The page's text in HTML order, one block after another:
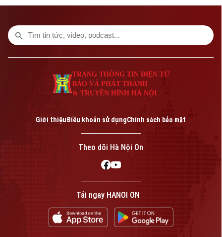
phép số: Số 63/GP-TTDT, cấp ngày 10/05/2023
TRANG THÔNG TIN ĐIỆN TỬ
CỦA CƠ QUAN BÁO VÀ PHÁT THANH TRUYỀN HÌNH HÀ NỘI
Số 3-5 Huỳnh Thúc Kháng-Phường Láng-Hà Nội
TRANG THÔNG TIN ĐIỆN TỬ
BÁO VÀ PHÁT THANH
& TRUYỀN HÌNH HÀ NỘI
Giới thiệuĐiều khoản sử dụngChính sách bảo mật
Theo dõi Hà Nội On
Tải ngay HANOI ON